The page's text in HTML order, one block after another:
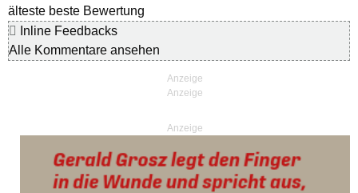
älteste beste Bewertung
Inline Feedbacks
Alle Kommentare ansehen
Anzeige